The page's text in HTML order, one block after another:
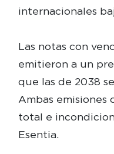
internacionales
Las notas con
emitieron a un
que las de 2038
Ambas emisiones
total e
Esentia.